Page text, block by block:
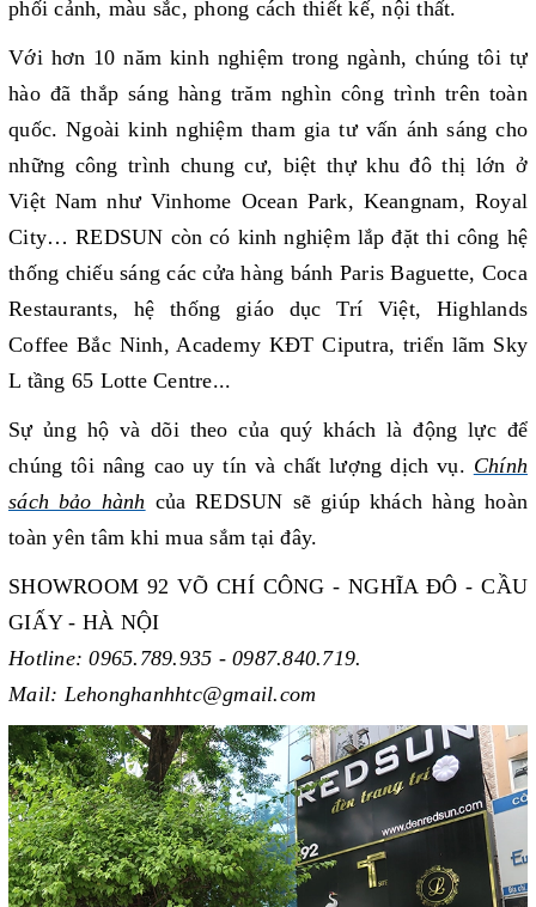
phối cảnh, màu sắc, phong cách thiết kế, nội thất.
Với hơn 10 năm kinh nghiệm trong ngành, chúng tôi tự
hào đã thắp sáng hàng trăm nghìn công trình trên toàn
quốc. Ngoài kinh nghiệm tham gia tư vấn ánh sáng cho
những công trình chung cư, biệt thự khu đô thị lớn ở
Việt Nam như Vinhome Ocean Park, Keangnam, Royal
City… REDSUN còn có kinh nghiệm lắp đặt thi công hệ
thống chiếu sáng các cửa hàng bánh Paris Baguette, Coca
Restaurants, hệ thống giáo dục Trí Việt, Highlands
Coffee Bắc Ninh, Academy KĐT Ciputra, triển lãm Sky
L tầng 65 Lotte Centre...
Sự ủng hộ và dõi theo của quý khách là động lực để
chúng tôi nâng cao uy tín và chất lượng dịch vụ. Chính
sách bảo hành của REDSUN sẽ giúp khách hàng hoàn
toàn yên tâm khi mua sắm tại đây.
SHOWROOM 92 VÕ CHÍ CÔNG - NGHĨA ĐÔ - CẦU
GIẤY - HÀ NỘI
Hotline: 0965.789.935 - 0987.840.719.
Mail: Lehonghanhhtc@gmail.com